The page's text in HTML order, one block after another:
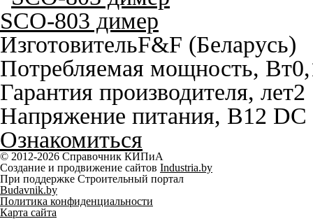
SCO-803 димер
ИзготовительF&F (Беларусь)
Потребляемая мощность, Вт
Гарантия производителя, лет2
Напряжение питания, В12 DC
Ознакомиться
© 2012-2026 Справочник КИПиА
Создание и продвижение сайтов Industria.by
При поддержке Строительный портал
Budavnik.by
Политика конфиденциальности
Карта сайта